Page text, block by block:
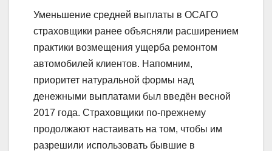
Уменьшение средней выплаты в ОСАГО
страховщики ранее объясняли расширением
практики возмещения ущерба ремонтом
автомобилей клиентов. Напомним,
приоритет натуральной формы над
денежными выплатами был введён весной
2017 года. Страховщики по-прежнему
продолжают настаивать на том, чтобы им
разрешили использовать бывшие в